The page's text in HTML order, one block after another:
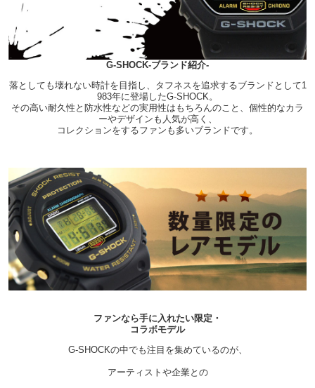
G-SHOCK-ブランド紹介-
落としても壊れない時計を目指し、タフネスを追求するブランドとして1
983年に登場したG-SHOCK。
その高い耐久性と防水性などの実用性はもちろんのこと、個性的なカラ
ーやデザインも人気が高く、
コレクションをするファンも多いブランドです。
ファンなら手に入れたい限定・
コラボモデル
G-SHOCKの中でも注目を集めているのが、
アーティストや企業との